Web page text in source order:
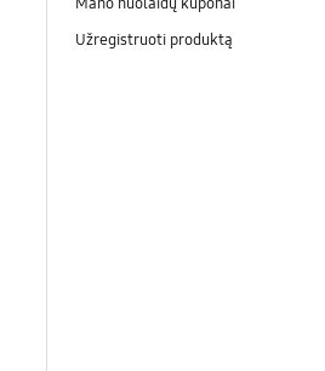
Užregistruoti produktą